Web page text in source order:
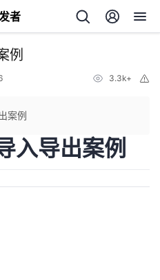
者
例
3.3k+
案例
入导出案例